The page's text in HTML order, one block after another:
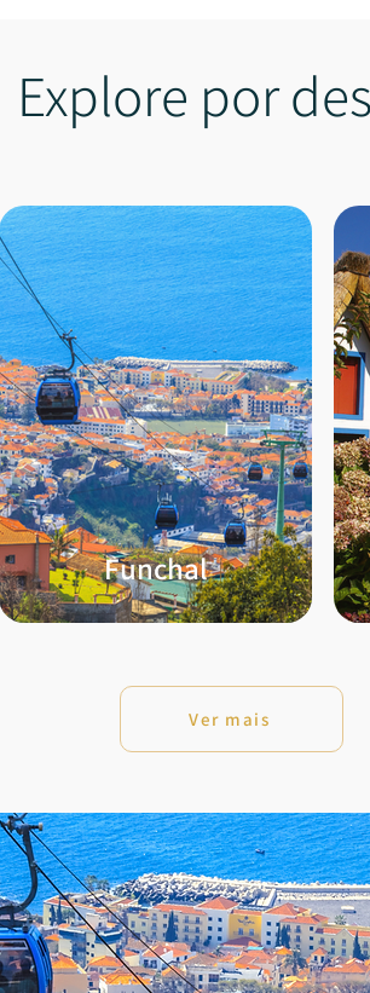
Explore por
Funchal
Ver mais